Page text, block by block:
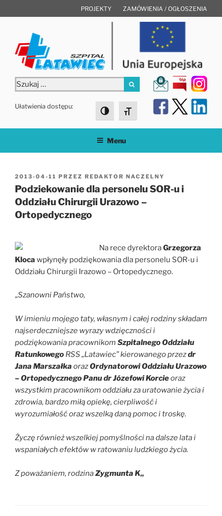
do
PROJEKTY ZAMÓWIENIA / OGŁOSZENIA
Szukaj:
Szukaj
Ułatwienia dostępu:
Toggle High Contrast
Toggle Font size
Menu
OPUBLIKOWANE
W
2013-04-11 PRZEZ REDAKTOR NACZELNY
Podziekowanie dla personelu SOR-u i
Oddziału Chirurgii Urazowo –
Ortopedycznego
Na rece dyrektoraGrzegorza
Kloca wpłynęły podziękowania dla personelu SOR-u i
Oddziału Chirurgii Irazowo – Ortopedycznego.
„Szanowni Państwo,
W imieniu mojego taty, własnym i całej rodziny składam
najserdeczniejsze wyrazy wdzięczności i
podziękowania pracownikom Szpitalnego Oddziału
Ratunkowego RSS „Latawiec” kierowanego przezdr
Jana Marszałka orazOrdynatorowi Oddziału Urazowo
– Ortopedycznego Panu dr Józefowi Korcieoraz
wszystkim pracownikom oddziału za uratowanie życia i
zdrowia, bardzo miłą opiekę, cierpliwość i
wyrozumiałość oraz wszelką daną pomoc i troskę.
Życzę również wszelkiej pomyślności na dalsze lata i
wspaniałych efektów w ratowaniu ludzkiego życia.
Z poważaniem, rodzinaZygmunta K„